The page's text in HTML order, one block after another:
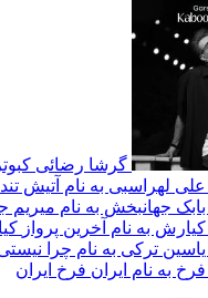
گرشا رضائی
فرخ ایران